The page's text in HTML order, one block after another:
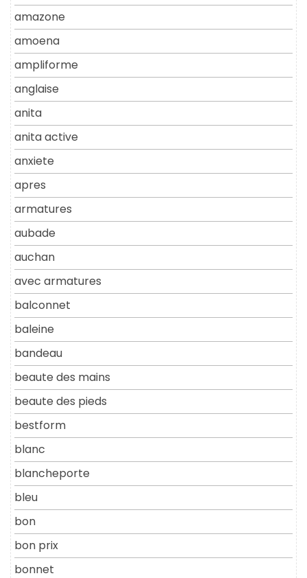
amazone
amoena
ampliforme
anglaise
anita
anita active
anxiete
apres
armatures
aubade
auchan
avec armatures
balconnet
baleine
bandeau
beaute des mains
beaute des pieds
bestform
blanc
blancheporte
bleu
bon
bon prix
bonnet